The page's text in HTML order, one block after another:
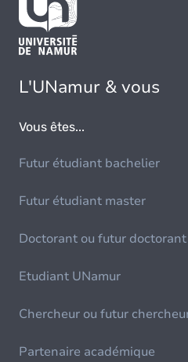
L'UNamur & vous
Vous êtes...
Futur étudiant bachelier
Futur étudiant master
Doctorant ou futur doctorant
Etudiant UNamur
Chercheur ou futur
Partenaire académique